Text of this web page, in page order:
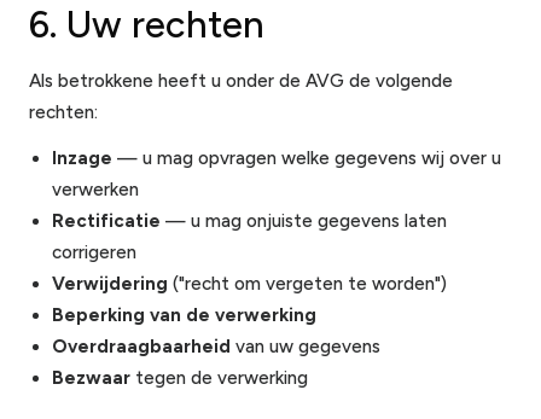
6. Uw rechten
Als betrokkene heeft u onder de AVG de volgende
rechten:
Inzage — u mag opvragen welke gegevens wij over u
verwerken
Rectificatie — u mag onjuiste gegevens laten
corrigeren
Verwijdering ("recht om vergeten te worden")
Beperking van de verwerking
Overdraagbaarheid van uw gegevens
Bezwaar tegen de verwerking